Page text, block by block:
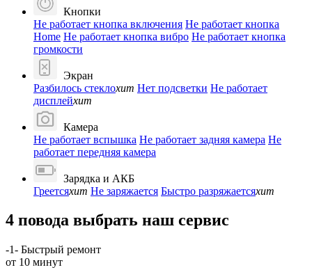
Кнопки
Не работает кнопка включения Не работает кнопка
Home Не работает кнопка вибро Не работает кнопка
громкости
Экран
Разбилось стеклохит Нет подсветки Не работает
дисплейхит
Камера
Не работает вспышка Не работает задняя камера Не
работает передняя камера
Зарядка и АКБ
Греетсяхит Не заряжается Быстро разряжаетсяхит
4 повода выбрать наш сервис
-1- Быстрый ремонт
от 10 минут